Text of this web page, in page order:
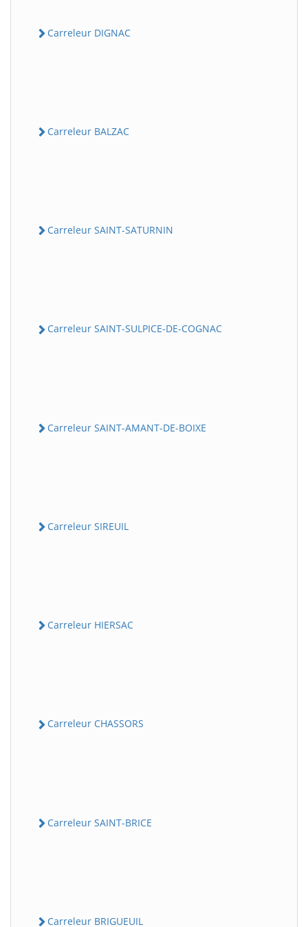
Carreleur DIGNAC
Carreleur BALZAC
Carreleur SAINT-SATURNIN
Carreleur SAINT-SULPICE-DE-COGNAC
Carreleur SAINT-AMANT-DE-BOIXE
Carreleur SIREUIL
Carreleur HIERSAC
Carreleur CHASSORS
Carreleur SAINT-BRICE
Carreleur BRIGUEUIL